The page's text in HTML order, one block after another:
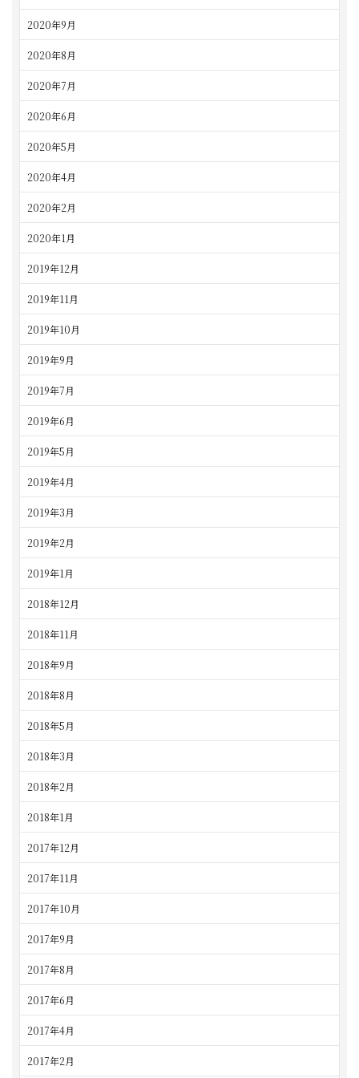
2020年9月
2020年8月
2020年7月
2020年6月
2020年5月
2020年4月
2020年2月
2020年1月
2019年12月
2019年11月
2019年10月
2019年9月
2019年7月
2019年6月
2019年5月
2019年4月
2019年3月
2019年2月
2019年1月
2018年12月
2018年11月
2018年9月
2018年8月
2018年5月
2018年3月
2018年2月
2018年1月
2017年12月
2017年11月
2017年10月
2017年9月
2017年8月
2017年6月
2017年4月
2017年2月